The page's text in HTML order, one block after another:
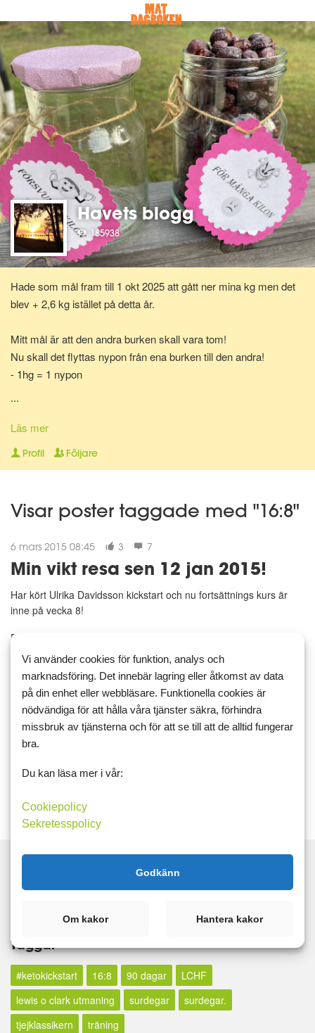
Havets blogg
185938
Hade som mål fram till 1 okt 2025 att gått ner mina kg men det
blev + 2,6 kg istället på detta år.
Mitt mål är att den andra burken skall vara tom!
Nu skall det flyttas nypon från ena burken till den andra!
- 1hg = 1 nypon
...
Läs mer
Profil Följare
Visar poster taggade med "16:8"
6 mars 2015 08:45 3 7
Min vikt resa sen 12 jan 2015!
Har kört Ulrika Davidsson kickstart och nu fortsättnings kurs är
inne på vecka 8!
På en persons begäran så börjar jag idag att föra matdagbok
med både mat och träning!
Då ser man lite bättre hur allt är fördelat bättre över dagen!
Dom hä...
16:8
Läs mer
Taggar
#ketokickstart 16:8 90 dagar
LCHF
lewis o clark utmaning
surdegar
surdegar.
tjejklassikern
träning
Vi använder cookies för funktion, analys och
marknadsföring. Det innebär lagring eller åtkomst av data
på din enhet eller webbläsare. Funktionella cookies är
nödvändiga för att hålla våra tjänster säkra, förhindra
missbruk av tjänsterna och för att se till att de alltid fungerar
bra.
Du kan läsa mer i vår:
Cookiepolicy
Sekretesspolicy
Godkänn
Om kakor Hantera kakor